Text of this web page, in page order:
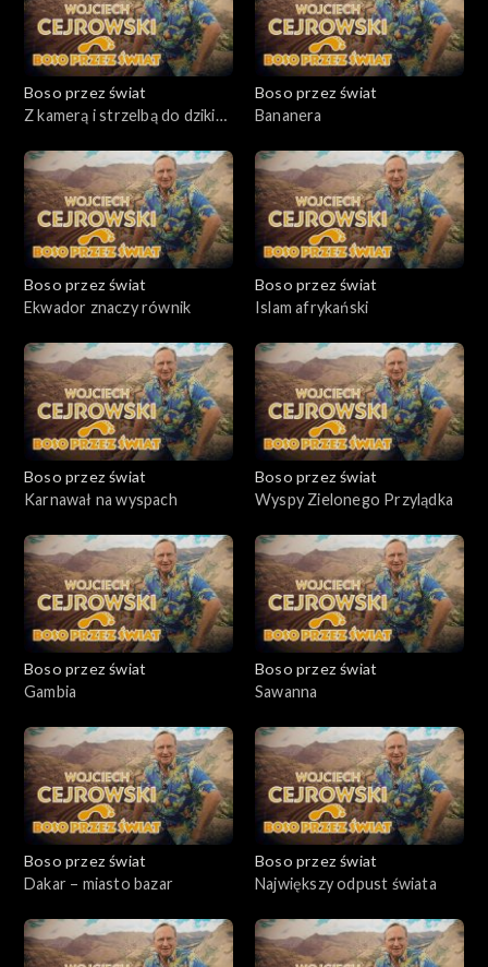
Boso przez świat
Z kamerą i strzelbą do dzikich
Boso przez świat
Bananera
Boso przez świat
Ekwador znaczy równik
Boso przez świat
Islam afrykański
Boso przez świat
Karnawał na wyspach
Boso przez świat
Wyspy Zielonego Przylądka
Boso przez świat
Gambia
Boso przez świat
Sawanna
Boso przez świat
Dakar – miasto bazar
Boso przez świat
Największy odpust świata